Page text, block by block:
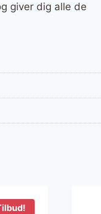
giver dig alle de